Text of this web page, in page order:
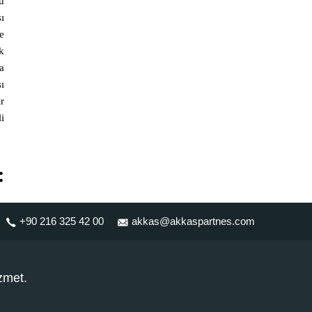
+90 216 325 42 00 akkas@akkaspartnes.com